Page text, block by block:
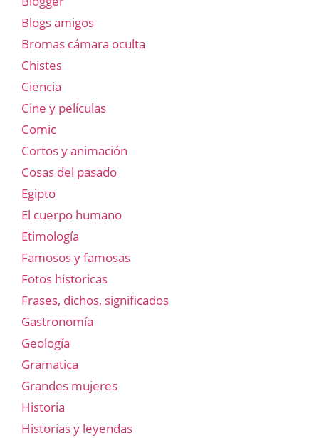
Blogs amigos
Bromas cámara oculta
Chistes
Ciencia
Cine y películas
Comic
Cortos y animación
Cosas del pasado
Egipto
El cuerpo humano
Etimología
Famosos y famosas
Fotos historicas
Frases, dichos, significados
Gastronomía
Geología
Gramatica
Grandes mujeres
Historia
Historias y leyendas